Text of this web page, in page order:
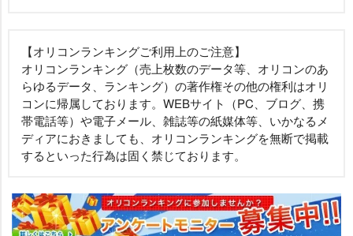
【オリコンランキングご利用上のご注意】
オリコンランキング（売上枚数のデータ等、オリコンのあ
らゆるデータ、ランキング）の著作権その他の権利はオリ
コンに帰属しております。WEBサイト（PC、ブログ、携
帯電話等）や電子メール、雑誌等の紙媒体等、いかなるメ
ディアにおきましても、オリコンランキングを無断で掲載
するといった行為は固く禁じております。